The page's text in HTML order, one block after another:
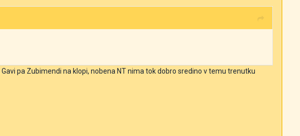
pa Zubimendi na klopi, nobena NT nima tok dobro sredino v temu trenutku